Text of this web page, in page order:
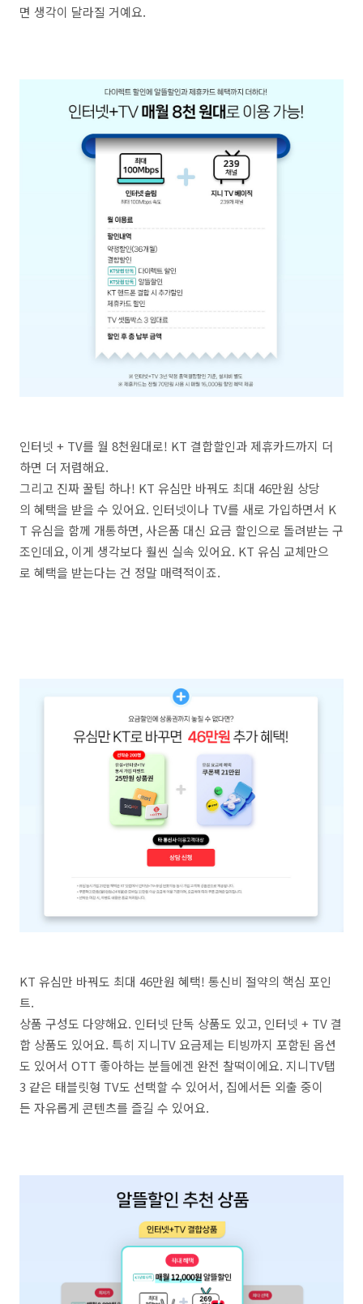
면 생각이 달라질 거예요.
인터넷 + TV를 월 8천원대로! KT 결합할인과 제휴카드까지 더
하면 더 저렴해요.
그리고 진짜 꿀팁 하나! KT 유심만 바꿔도 최대 46만원 상당
의 혜택을 받을 수 있어요. 인터넷이나 TV를 새로 가입하면서 K
T 유심을 함께 개통하면, 사은품 대신 요금 할인으로 돌려받는 구
조인데요, 이게 생각보다 훨씬 실속 있어요. KT 유심 교체만으
로 혜택을 받는다는 건 정말 매력적이죠.
KT 유심만 바꿔도 최대 46만원 혜택! 통신비 절약의 핵심 포인
트.
상품 구성도 다양해요. 인터넷 단독 상품도 있고, 인터넷 + TV 결
합 상품도 있어요. 특히 지니TV 요금제는 티빙까지 포함된 옵션
도 있어서 OTT 좋아하는 분들에겐 완전 찰떡이에요. 지니TV탭
3 같은 태블릿형 TV도 선택할 수 있어서, 집에서든 외출 중이
든 자유롭게 콘텐츠를 즐길 수 있어요.